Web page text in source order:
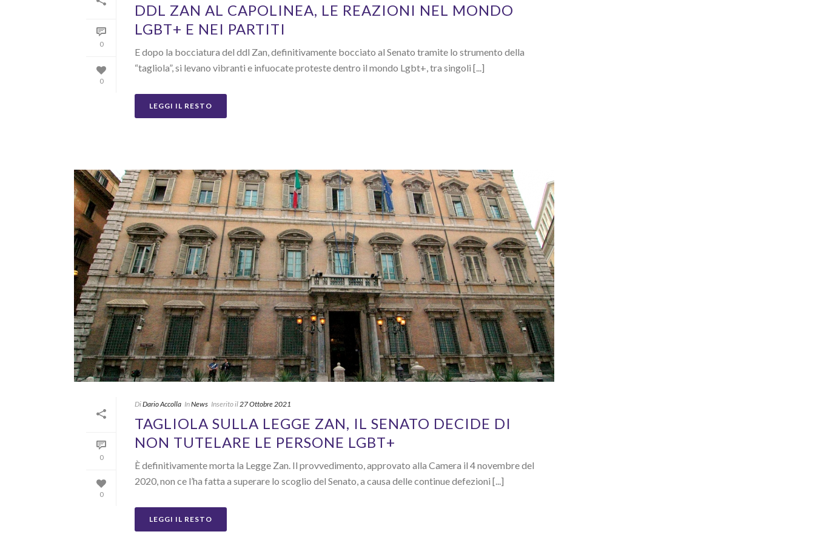
0
0
DDL ZAN AL CAPOLINEA, LE REAZIONI NEL MONDO
LGBT+ E NEI PARTITI
E dopo la bocciatura del ddl Zan, definitivamente bocciato al Senato tramite lo strumento della
“tagliola”, si levano vibranti e infuocate proteste dentro il mondo Lgbt+, tra singoli [...]
LEGGI IL RESTO
0
0
DiDario Accolla InNews Inserito il27 Ottobre 2021
TAGLIOLA SULLA LEGGE ZAN, IL SENATO DECIDE DI
NON TUTELARE LE PERSONE LGBT+
È definitivamente morta la Legge Zan. Il provvedimento, approvato alla Camera il 4 novembre del
2020, non ce l’ha fatta a superare lo scoglio del Senato, a causa delle continue defezioni [...]
LEGGI IL RESTO